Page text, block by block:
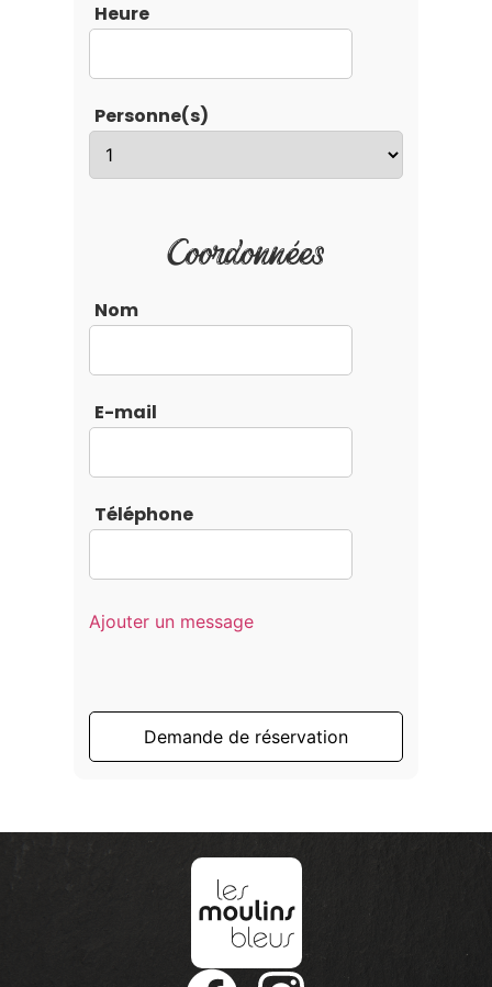
Heure
Personne(s)
Coordonnées
Nom
E-mail
Téléphone
Ajouter un message
Demande de réservation